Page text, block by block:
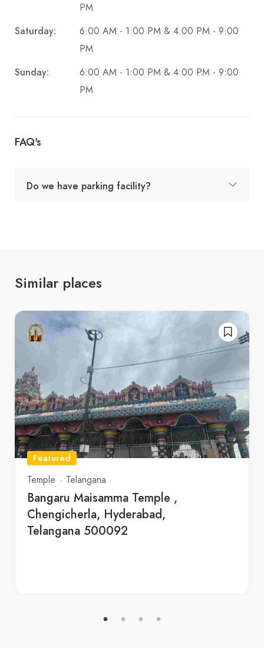
PM
Saturday:
6:00 AM - 1:00 PM & 4:00 PM - 9:00
PM
Sunday:
6:00 AM - 1:00 PM & 4:00 PM - 9:00
PM
FAQ's
Do we have parking facility?
Similar places
Featured
Temple
Telangana
Bangaru Maisamma Temple ,
Chengicherla, Hyderabad,
Telangana 500092